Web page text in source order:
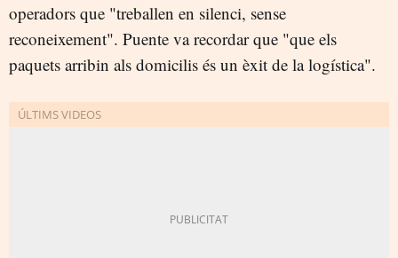
operadors que "treballen en silenci, sense
reconeixement". Puente va recordar que "que els
paquets arribin als domicilis és un èxit de la logística".